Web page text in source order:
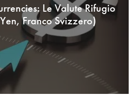
Le Valute Rifugio
Franco Svizzero)